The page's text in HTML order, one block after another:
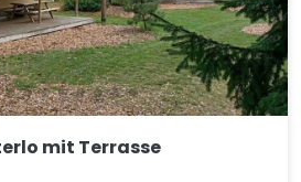
mit Terrasse